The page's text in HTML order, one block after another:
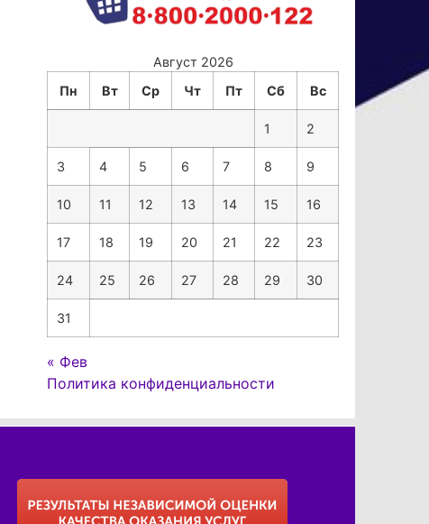
Август 2026
Пн
Вт Ср Чт Пт Сб Вс
1 2
3 4 5 6 7 8 9
10 11 12 13 14 15 16
17 18 19 20 21 22 23
24 25 26 27 28 29 30
31
« Фев
Политика конфиденциальности